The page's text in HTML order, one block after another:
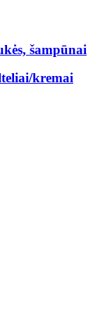
šampūnai
kremai